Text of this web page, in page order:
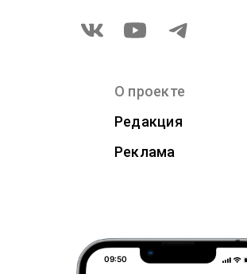
О проекте
Редакция
Реклама
09:50